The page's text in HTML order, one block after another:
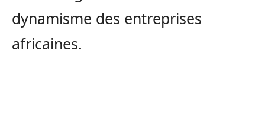
dynamisme des entreprises
africaines.